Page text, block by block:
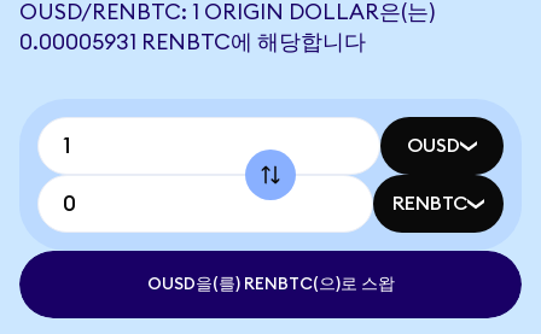
OUSD/RENBTC: 1 ORIGIN DOLLAR은(는)
0.00005931 RENBTC에 해당합니다
OUSD
RENBTC
OUSD을(를) RENBTC(으)로 스왑